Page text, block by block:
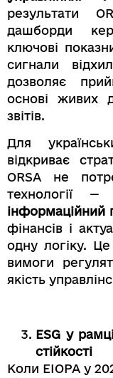
результати
дашборди
ключові
сигнали
дозволяє
основі живих
звітів.
Для
відкриває
ORSA не
технології
інформаційний
фінансів і
одну логіку.
вимоги
якість
ESG у
стійкості
Коли EIOPA у